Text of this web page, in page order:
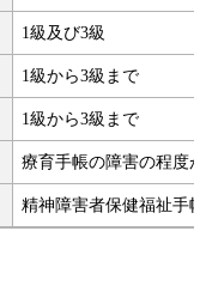
1級及び3級
1級から3級まで
1級から3級まで
療育手帳の障害の程度
精神障害者保健福祉手